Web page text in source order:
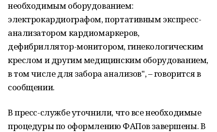
необходимым оборудованием:
электрокардиографом, портативным экспресс-
анализатором кардиомаркеров,
дефибриллятор-монитором, гинекологическим
креслом и другим медицинским оборудованием,
в том числе для забора анализов", – говорится в
сообщении.
В пресс-службе уточнили, что все необходимые
процедуры по оформлению ФАПов завершены. В